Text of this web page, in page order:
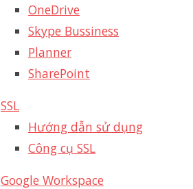
OneDrive
Skype Bussiness
Planner
SharePoint
SSL
Hướng dẫn sử dụng
Công cụ SSL
Google Workspace